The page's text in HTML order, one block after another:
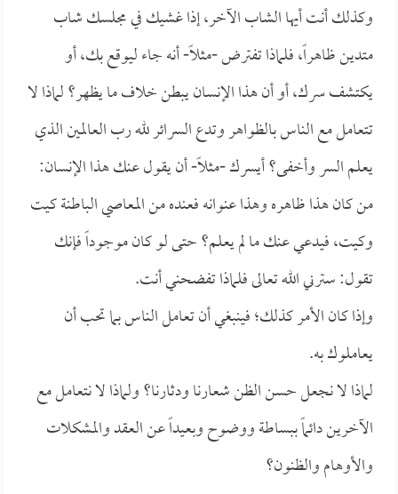
وكذلك أنت أيها الشاب الآخر، إذا غشيك في مجلسك شاب
متدين ظاهراً، فلماذا تفترض -مثلاً- أنه جاء ليوقع بك، أو
يكتشف سرك، أو أن هذا الإنسان يبطن خلاف ما يظهر؟ لماذا لا
تتعامل مع الناس بالظواهر وتدع السرائر لله رب العالمين الذي
يعلم السر وأخفى؟ أيسرك -مثلاً- أن يقول عنك هذا الإنسان:
من كان هذا ظاهره وهذا عنوانه فعنده من المعاصي الباطنة كيت
وكيت، فيدعي عنك ما لم يعلم؟ حتى لو كان موجوداً فإنك
تقول: سترني الله تعالى فلماذا تفضحني أنت.
وإذا كان الأمر كذلك؛ فينبغي أن تعامل الناس بما تحب أن
يعاملوك به.
لماذا لا نجعل حسن الظن شعارنا ودثارنا؟ ولماذا لا نتعامل مع
الآخرين دائماً ببساطة ووضوح وبعيداً عن العقد والمشكلات
والأوهام والظنون؟